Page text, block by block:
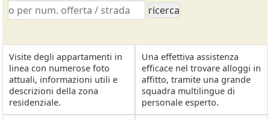
Visite degli appartamenti in
linea con numerose foto
attuali, informazioni utili e
descrizioni della zona
residenziale.
Una effettiva assistenza
efficace nel trovare alloggi in
affitto, tramite una grande
squadra multilingue di
personale esperto.